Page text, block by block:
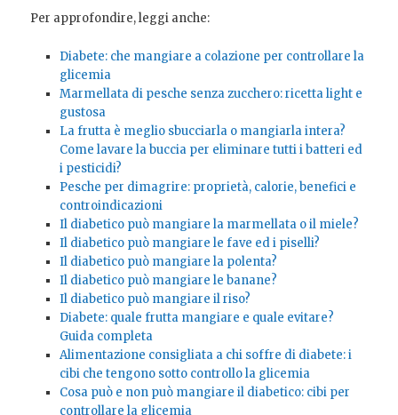
Per approfondire, leggi anche:
Diabete: che mangiare a colazione per controllare la
glicemia
Marmellata di pesche senza zucchero: ricetta light e
gustosa
La frutta è meglio sbucciarla o mangiarla intera?
Come lavare la buccia per eliminare tutti i batteri ed
i pesticidi?
Pesche per dimagrire: proprietà, calorie, benefici e
controindicazioni
Il diabetico può mangiare la marmellata o il miele?
Il diabetico può mangiare le fave ed i piselli?
Il diabetico può mangiare la polenta?
Il diabetico può mangiare le banane?
Il diabetico può mangiare il riso?
Diabete: quale frutta mangiare e quale evitare?
Guida completa
Alimentazione consigliata a chi soffre di diabete: i
cibi che tengono sotto controllo la glicemia
Cosa può e non può mangiare il diabetico: cibi per
controllare la glicemia